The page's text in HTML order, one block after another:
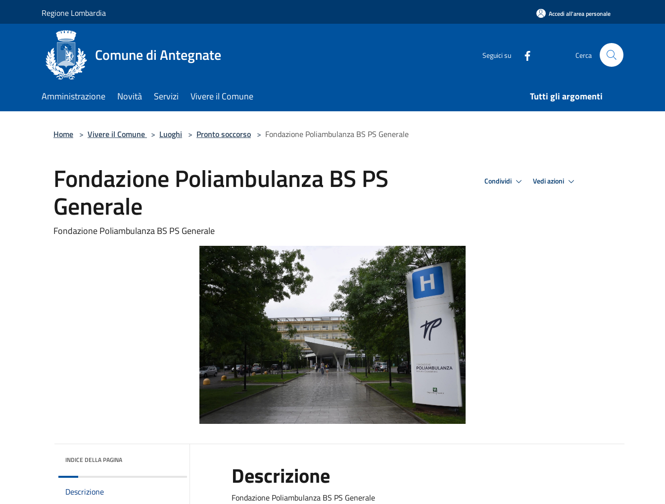
Regione Lombardia Accedi all'area personale
Comune di Antegnate Seguici su Cerca
Amministrazione Novità Servizi Vivere il Comune Tutti gli argomenti
Home > Vivere il Comune > Luoghi > Pronto soccorso > Fondazione Poliambulanza BS PS Generale
Fondazione Poliambulanza BS PS
Generale
Fondazione Poliambulanza BS PS Generale
Condividi Vedi azioni
INDICE DELLA PAGINA
Descrizione
Descrizione
Fondazione Poliambulanza BS PS Generale